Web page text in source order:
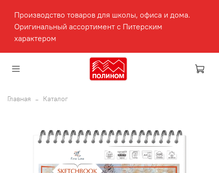
Производство товаров для школы, офиса и дома.
Оригинальный ассортимент с Питерским
характером
Главная Каталог